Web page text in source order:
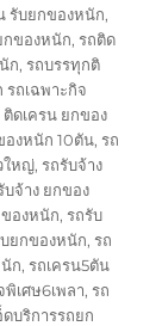
รับยกของหนัก,
กของหนัก,รถติด
ก,รถบรรทุกติ
ถเฉพาะกิจ
ติดเครน ยกของ
องหนัก 10ตัน,รถ
ใหญ่,รถรับจ้าง
บจ้าง ยกของ
องหนัก,รถรับ
ยกของหนัก,รถ
ก,รถเครน5ตัน
พิเศษ6เพลา,รถ
ดบริการรถยก